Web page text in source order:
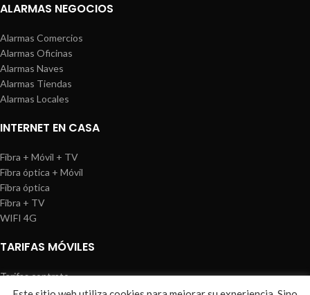
ALARMAS NEGOCIOS
Alarmas Comercios
Alarmas Oficinas
Alarmas Naves
Alarmas Tiendas
Alarmas Locales
INTERNET EN CASA
Fibra + Móvil + TV
Fibra óptica + Móvil
Fibra óptica
Fibra + TV
WIFI 4G
TARIFAS MÓVILES
Tarifas contrato
Tarifas prepago